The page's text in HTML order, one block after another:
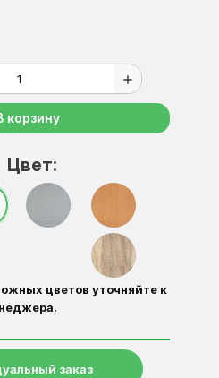
add
корзину
Цвет:
цветов уточняйте к
заказ